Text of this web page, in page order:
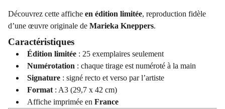
Découvrez cette affiche en édition limitée, reproduction fidèle
d’une œuvre originale de Marieka Kneppers.
Caractéristiques
Édition limitée : 25 exemplaires seulement
Numérotation : chaque tirage est numéroté à la main
Signature : signé recto et verso par l’artiste
Format : A3 (29,7 x 42 cm)
Affiche imprimée en France